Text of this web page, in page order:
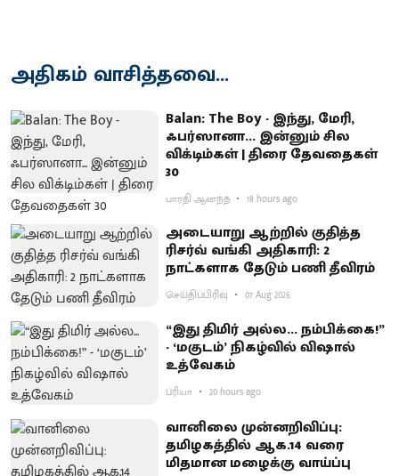
அதிகம் வாசித்தவை...
Balan: The Boy - இந்து, மேரி,
ஃபர்ஸானா... இன்னும் சில
விக்டிம்கள் | திரை தேவதைகள்
30
பாரதி ஆனந்த் 18 hours ago
அடையாறு ஆற்றில் குதித்த
ரிசர்வ் வங்கி அதிகாரி: 2
நாட்களாக தேடும் பணி தீவிரம்
செய்திப்பிரிவு 07 Aug 2026
“இது திமிர் அல்ல... நம்பிக்கை!”
- ‘மகுடம்’ நிகழ்வில் விஷால்
உத்வேகம்
ப்ரியா 20 hours ago
வானிலை முன்னறிவிப்பு:
தமிழகத்தில் ஆக.14 வரை
மிதமான மழைக்கு வாய்ப்பு